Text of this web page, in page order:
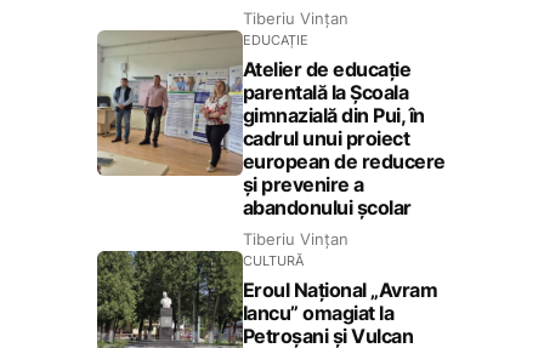
Tiberiu Vințan
EDUCAȚIE
Atelier de educație
parentală la Școala
gimnazială din Pui, în
cadrul unui proiect
european de reducere
și prevenire a
abandonului școlar
Tiberiu Vințan
CULTURĂ
Eroul Național „Avram
Iancu” omagiat la
Petroșani și Vulcan